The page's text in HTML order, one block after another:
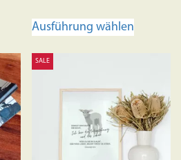
Ausführung wählen
auf.
Die
können
SALE